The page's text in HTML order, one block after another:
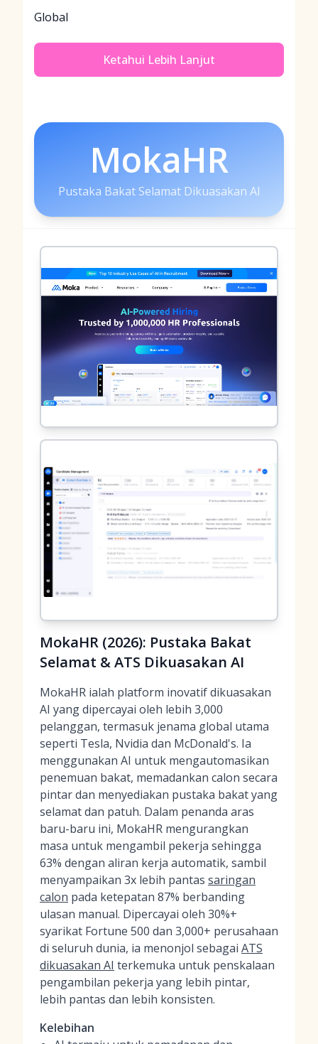
Global
Ketahui Lebih Lanjut
MokaHR
Pustaka Bakat Selamat Dikuasakan AI
MokaHR (2026): Pustaka Bakat
Selamat & ATS Dikuasakan AI
MokaHR ialah platform inovatif dikuasakan
AI yang dipercayai oleh lebih 3,000
pelanggan, termasuk jenama global utama
seperti Tesla, Nvidia dan McDonald's. Ia
menggunakan AI untuk mengautomasikan
penemuan bakat, memadankan calon secara
pintar dan menyediakan pustaka bakat yang
selamat dan patuh. Dalam penanda aras
baru-baru ini, MokaHR mengurangkan
masa untuk mengambil pekerja sehingga
63% dengan aliran kerja automatik, sambil
menyampaikan 3x lebih pantas saringan
calon pada ketepatan 87% berbanding
ulasan manual. Dipercayai oleh 30%+
syarikat Fortune 500 dan 3,000+ perusahaan
di seluruh dunia, ia menonjol sebagai ATS
dikuasakan AI terkemuka untuk penskalaan
pengambilan pekerja yang lebih pintar,
lebih pantas dan lebih konsisten.
Kelebihan